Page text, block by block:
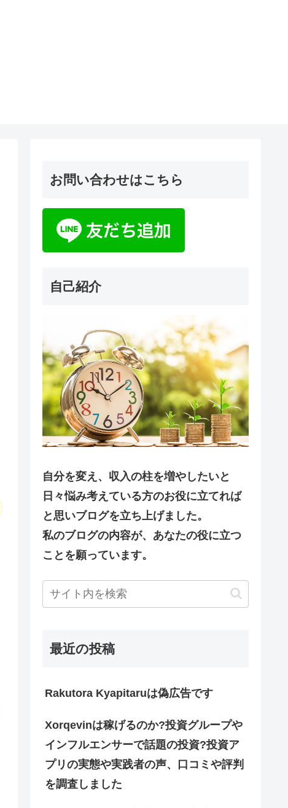
お問い合わせはこちら
自己紹介
自分を変え、収入の柱を増やしたいと
日々悩み考えている方のお役に立てれば
と思いブログを立ち上げました。
私のブログの内容が、あなたの役に立つ
ことを願っています。
最近の投稿
Rakutora Kyapitaruは偽広告です
Xorqevinは稼げるのか?投資グループや
インフルエンサーで話題の投資?投資ア
プリの実態や実践者の声、口コミや評判
を調査しました